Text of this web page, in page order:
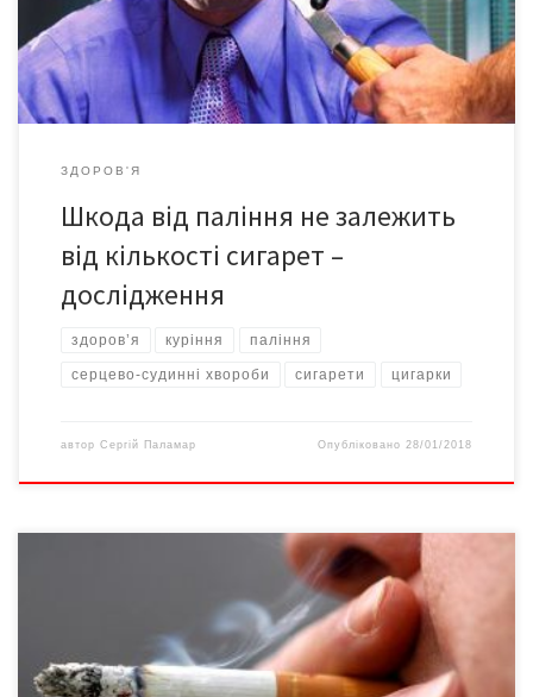
ризикують розвинути серцево-судинні захворювання, і на 30%
– отримати інсульт, […]
ЗДОРОВ'Я
Шкода від паління не залежить
від кількості сигарет –
дослідження
здоров’я куріння паління
серцево-судинні хвороби сигарети цигарки
автор Сергій Паламар Опубліковано28/01/2018
Кількість дорослих курців в Україні на сьогодні становить 7,2
млн осіб. Про це свідчать дані моніторингу, проведеного
Світовим банком, інформують «Українські новини». «У
порівнянні з 2010 роком, 2017-й засвідчив 20% -е відносне